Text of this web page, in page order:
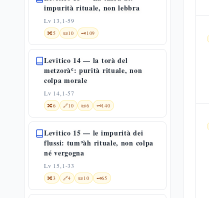
impurità rituale, non lebbra
Lv 13,1-59
🔀5 📜10 🗝️109
Levitico 14 — la torà del
metzoràʿ: purità rituale, non
colpa morale
Lv 14,1-57
🔀6 🔗10 📜6 🗝️140
Levitico 15 — le impurità dei
flussi: tumʾàh rituale, non colpa
né vergogna
Lv 15,1-33
🔀3 🔗4 📜10 🗝️65